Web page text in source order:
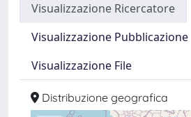
Visualizzazione Ricercatore
Visualizzazione Pubblicazione
Visualizzazione File
Distribuzione geografica